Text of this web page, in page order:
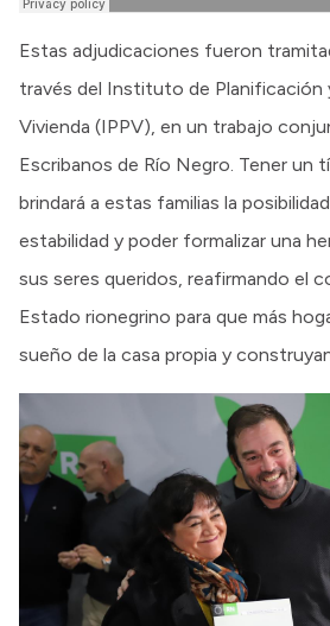
Estas adjudicaciones fueron
través del Instituto de Planificación
Vivienda (IPPV), en un trabajo
Escribanos de Río Negro. Tener un
brindará a estas familias la
estabilidad y poder formalizar una
sus seres queridos, reafirmando el
Estado rionegrino para que más
sueño de la casa propia y